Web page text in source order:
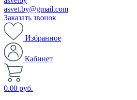
asvet.by@gmail.com
Заказать звонок
Избранное
Кабинет
0.00 руб.